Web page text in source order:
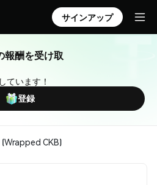
サインアップ
報酬を受け取
ています！
登録
(Wrapped CKB)